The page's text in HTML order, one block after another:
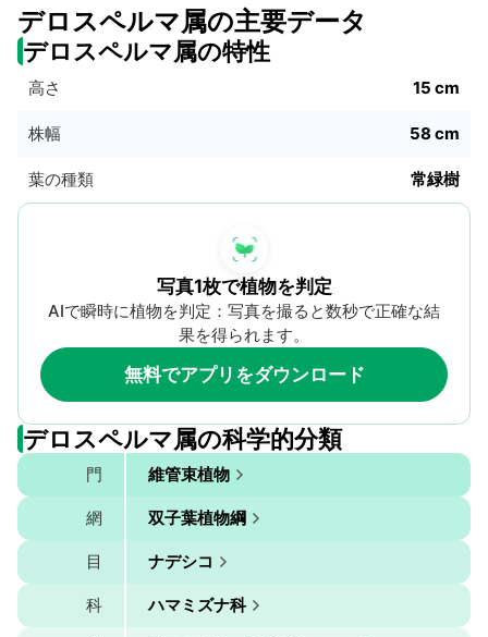
デロスペルマ属の主要データ
デロスペルマ属の特性
高さ 15 cm
株幅 58 cm
葉の種類 常緑樹
写真1枚で植物を判定
AIで瞬時に植物を判定：写真を撮ると数秒で正確な結
果を得られます。
無料でアプリをダウンロード
デロスペルマ属の科学的分類
門 維管束植物
網 双子葉植物綱
目 ナデシコ
科 ハマミズナ科